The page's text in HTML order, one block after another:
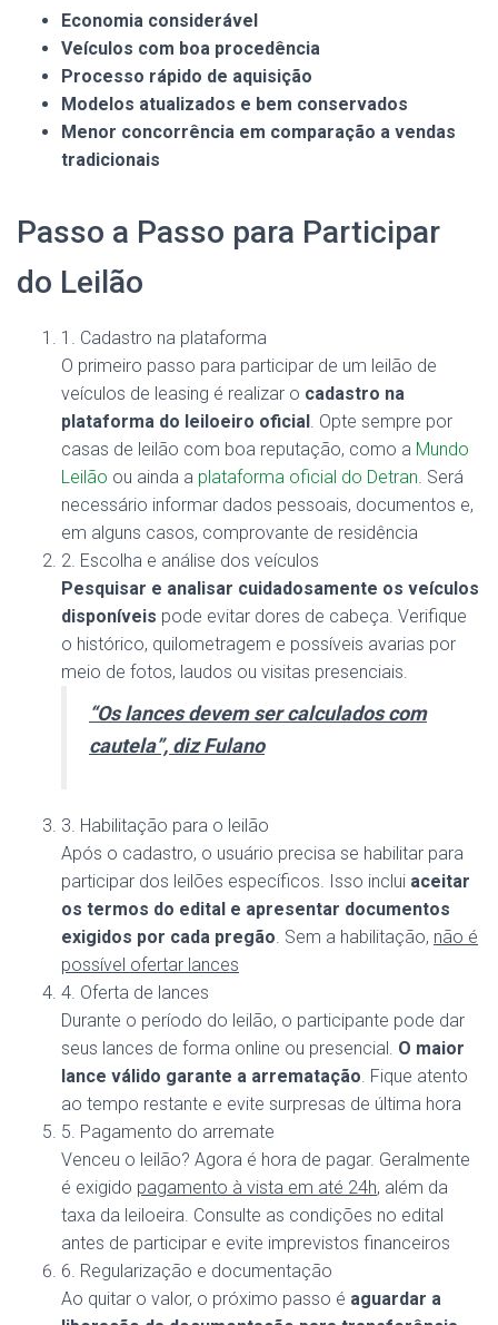
Economia considerável
Veículos com boa procedência
Processo rápido de aquisição
Modelos atualizados e bem conservados
Menor concorrência em comparação a vendas
tradicionais
Passo a Passo para Participar
do Leilão
1. Cadastro na plataforma
O primeiro passo para participar de um leilão de
veículos de leasing é realizar o cadastro na
plataforma do leiloeiro oficial. Opte sempre por
casas de leilão com boa reputação, como a Mundo
Leilão ou ainda a plataforma oficial do Detran. Será
necessário informar dados pessoais, documentos e,
em alguns casos, comprovante de residência
2. Escolha e análise dos veículos
Pesquisar e analisar cuidadosamente os veículos
disponíveis pode evitar dores de cabeça. Verifique
o histórico, quilometragem e possíveis avarias por
meio de fotos, laudos ou visitas presenciais.
“Os lances devem ser calculados com
cautela”, diz Fulano
3. Habilitação para o leilão
Após o cadastro, o usuário precisa se habilitar para
participar dos leilões específicos. Isso inclui aceitar
os termos do edital e apresentar documentos
exigidos por cada pregão. Sem a habilitação, não é
possível ofertar lances
4. Oferta de lances
Durante o período do leilão, o participante pode dar
seus lances de forma online ou presencial. O maior
lance válido garante a arrematação. Fique atento
ao tempo restante e evite surpresas de última hora
5. Pagamento do arremate
Venceu o leilão? Agora é hora de pagar. Geralmente
é exigido pagamento à vista em até 24h, além da
taxa da leiloeira. Consulte as condições no edital
antes de participar e evite imprevistos financeiros
6. Regularização e documentação
Ao quitar o valor, o próximo passo é aguardar a